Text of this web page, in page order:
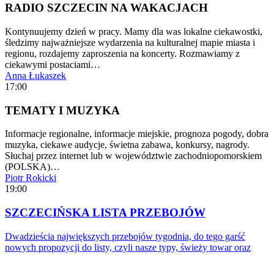
RADIO SZCZECIN NA WAKACJACH
Kontynuujemy dzień w pracy. Mamy dla was lokalne ciekawostki,
śledzimy najważniejsze wydarzenia na kulturalnej mapie miasta i
regionu, rozdajemy zaproszenia na koncerty. Rozmawiamy z
ciekawymi postaciami…
Anna Łukaszek
17:00
TEMATY I MUZYKA
Informacje regionalne, informacje miejskie, prognoza pogody, dobra
muzyka, ciekawe audycje, świetna zabawa, konkursy, nagrody.
Słuchaj przez internet lub w województwie zachodniopomorskiem
(POLSKA)…
Piotr Rokicki
19:00
SZCZECIŃSKA LISTA PRZEBOJÓW
Dwadzieścia największych przebojów tygodnia, do tego garść
nowych propozycji do listy, czyli nasze typy, świeży towar oraz